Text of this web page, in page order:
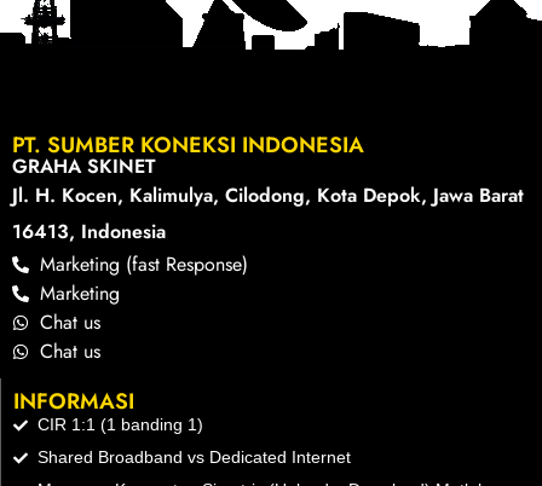
PT. SUMBER KONEKSI INDONESIA
GRAHA SKINET
Jl. H. Kocen, Kalimulya, Cilodong, Kota Depok, Jawa Barat
16413, Indonesia
Marketing (fast Response)
Marketing
Chat us
Chat us
INFORMASI
CIR 1:1 (1 banding 1)
Shared Broadband vs Dedicated Internet